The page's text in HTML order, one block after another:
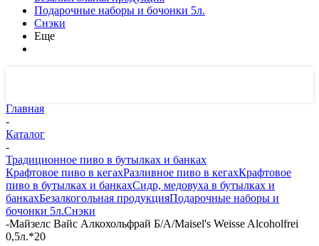
Подарочные наборы и бочонки 5л.
Снэки
Еще
Главная
-
Каталог
-
Традиционное пиво в бутылках и банках
Крафтовое пиво в кегахРазливное пиво в кегахКрафтовое
пиво в бутылках и банкахСидр, медовуха в бутылках и
банкахБезалкогольная продукцияПодарочные наборы и
бочонки 5л.Снэки
-Майзелс Вайс Алкохольфрай Б/А/Maisel's Weisse Alcoholfrei
0,5л.*20